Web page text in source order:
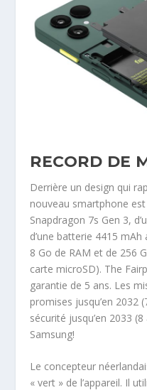
RECORD DE
Derrière un design qui
nouveau smartphone
Snapdragon 7s Gen 3,
d’une batterie 4415
8 Go de RAM et de 256
carte microSD). The
garantie de 5 ans. Les
promises jusqu’en 2032
sécurité jusqu’en 2033
Samsung!
Le concepteur
« vert » de l’appareil. Il